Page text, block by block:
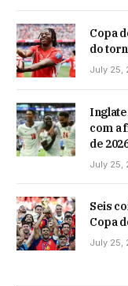
Copa
do
July 25,
com a
de
July 25,
Seis
Copa
July 25,